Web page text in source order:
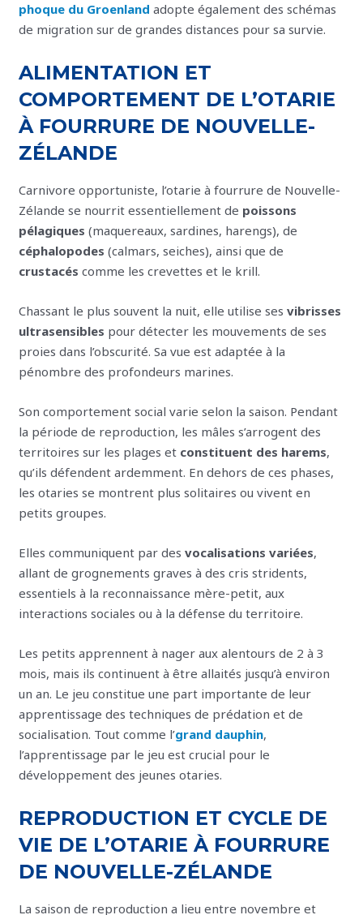
phoque du Groenland adopte également des schémas
de migration sur de grandes distances pour sa survie.
ALIMENTATION ET
COMPORTEMENT DE L’OTARIE
À FOURRURE DE NOUVELLE-
ZÉLANDE
Carnivore opportuniste, l’otarie à fourrure de Nouvelle-
Zélande se nourrit essentiellement de poissons
pélagiques (maquereaux, sardines, harengs), de
céphalopodes (calmars, seiches), ainsi que de
crustacés comme les crevettes et le krill.
Chassant le plus souvent la nuit, elle utilise sesvibrisses
ultrasensibles pour détecter les mouvements de ses
proies dans l’obscurité. Sa vue est adaptée à la
pénombre des profondeurs marines.
Son comportement social varie selon la saison. Pendant
la période de reproduction, les mâles s’arrogent des
territoires sur les plages et constituent des harems,
qu’ils défendent ardemment. En dehors de ces phases,
les otaries se montrent plus solitaires ou vivent en
petits groupes.
Elles communiquent par desvocalisations variées,
allant de grognements graves à des cris stridents,
essentiels à la reconnaissance mère-petit, aux
interactions sociales ou à la défense du territoire.
Les petits apprennent à nager aux alentours de 2 à 3
mois, mais ils continuent à être allaités jusqu’à environ
un an. Le jeu constitue une part importante de leur
apprentissage des techniques de prédation et de
socialisation. Tout comme l’grand dauphin,
l’apprentissage par le jeu est crucial pour le
développement des jeunes otaries.
REPRODUCTION ET CYCLE DE
VIE DE L’OTARIE À FOURRURE
DE NOUVELLE-ZÉLANDE
La saison de reproduction a lieu entre novembre et